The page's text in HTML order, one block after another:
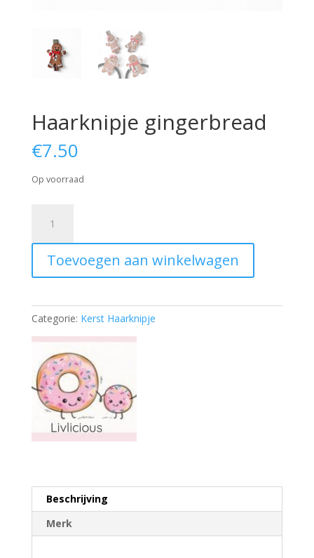
Haarknipje gingerbread
€7.50
Op voorraad
gingerbread
aantal
Toevoegen aan winkelwagen
Categorie: Kerst Haarknipje
Beschrijving
Merk